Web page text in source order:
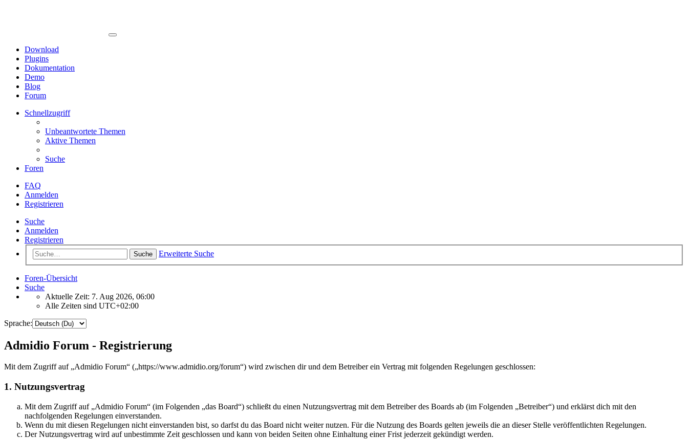
Download
Plugins
Dokumentation
Demo
Blog
Forum
Schnellzugriff
Unbeantwortete Themen
Aktive Themen
Suche
Foren
FAQ
Anmelden
Registrieren
Suche
Anmelden
Registrieren
Suche Erweiterte Suche
Foren-Übersicht
Suche
Aktuelle Zeit: 7. Aug 2026, 06:00
Alle Zeiten sind UTC+02:00
Sprache:
Admidio Forum - Registrierung
Mit dem Zugriff auf „Admidio Forum“ („https://www.admidio.org/forum“) wird zwischen dir und dem Betreiber ein Vertrag mit folgenden Regelungen geschlossen:
1. Nutzungsvertrag
Mit dem Zugriff auf „Admidio Forum“ (im Folgenden „das Board“) schließt du einen Nutzungsvertrag mit dem Betreiber des Boards ab (im Folgenden „Betreiber“) und erklärst dich mit den
nachfolgenden Regelungen einverstanden.
Wenn du mit diesen Regelungen nicht einverstanden bist, so darfst du das Board nicht weiter nutzen. Für die Nutzung des Boards gelten jeweils die an dieser Stelle veröffentlichten Regelungen.
Der Nutzungsvertrag wird auf unbestimmte Zeit geschlossen und kann von beiden Seiten ohne Einhaltung einer Frist jederzeit gekündigt werden.